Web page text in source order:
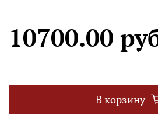
10700.00
В корзину